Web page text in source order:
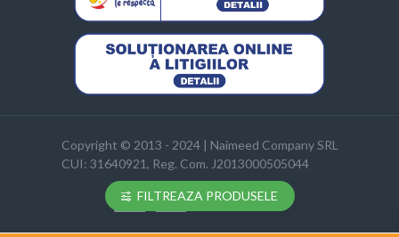
Copyright © 2013 - 2024 | Naimeed Company SRL
CUI: 31640921, Reg. Com. J2013000505044
FILTREAZA PRODUSELE